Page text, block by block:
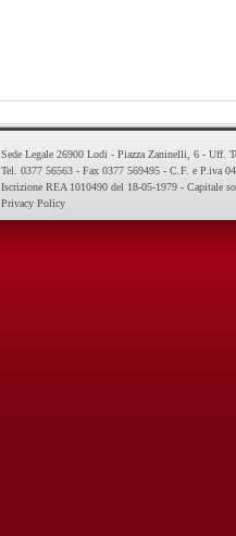
Sede Legale 26900 Lodi - Piazza Zaninelli, 6 - Uff.
Tel. 0377 56563 - Fax 0377 569495 - C.F. e P.iva
Iscrizione REA 1010490 del 18-05-1979 - Capitale
Privacy Policy